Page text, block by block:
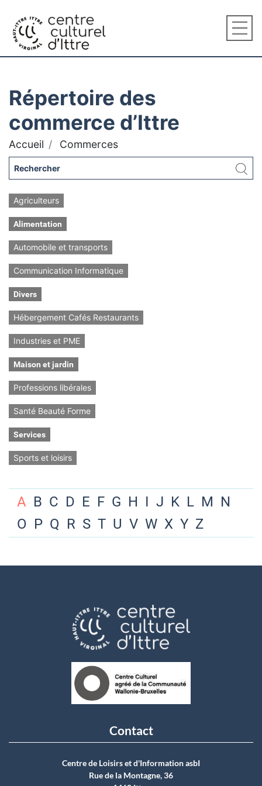
Répertoire des
commerce d’Ittre
Accueil Commerces
Agriculteurs
Alimentation
Automobile et transports
Communication Informatique
Divers
Hébergement Cafés Restaurants
Industries et PME
Maison et jardin
Professions libérales
Santé Beauté Forme
Services
Sports et loisirs
A B C D E F G H I J K L M N
O P Q R S T U V W X Y Z
Contact
Centre de Loisirs et d'Information asbI
Rue de la Montagne, 36